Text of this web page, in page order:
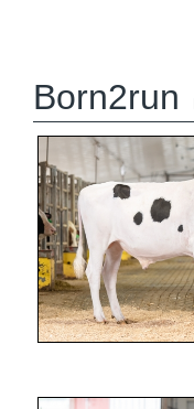
Born2run